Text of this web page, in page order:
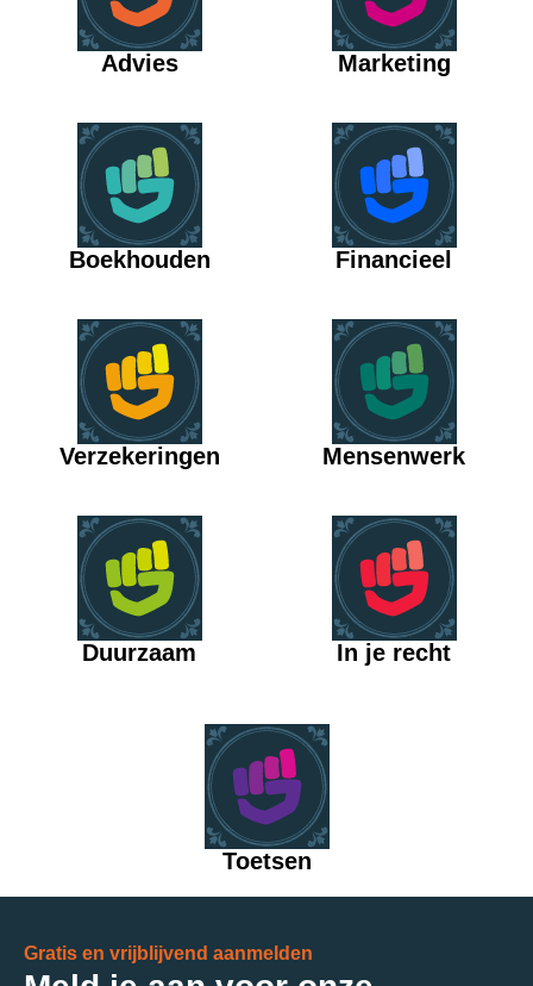
Advies Marketing
Boekhouden Financieel
Verzekeringen Mensenwerk
Duurzaam In je recht
Toetsen
Gratis en vrijblijvend aanmelden